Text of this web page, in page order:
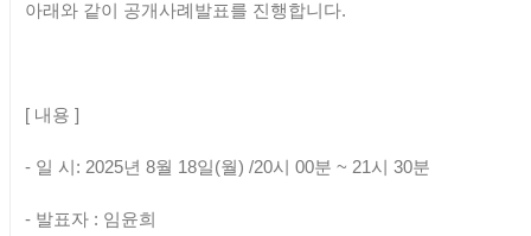
아래와 같이 공개사례발표를 진행합니다.
[ 내용 ]
- 일 시 : 2025년 8월 18일(월) /20시 00분 ~ 21 시 30분
- 발표자 : 임윤희